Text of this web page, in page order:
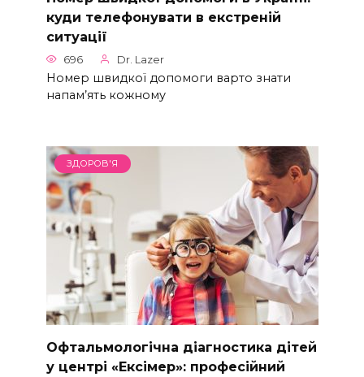
куди телефонувати в екстреній
ситуації
696 Dr. Lazer
Номер швидкої допомоги варто знати
напам’ять кожному
ЗДОРОВ'Я
Офтальмологічна діагностика дітей
у центрі «Ексімер»: професійний